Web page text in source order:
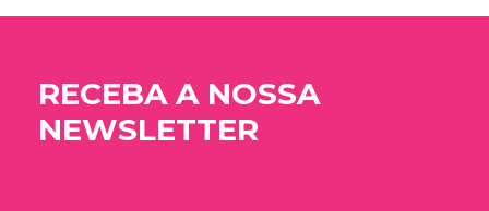
RECEBA A NOSSA
NEWSLETTER